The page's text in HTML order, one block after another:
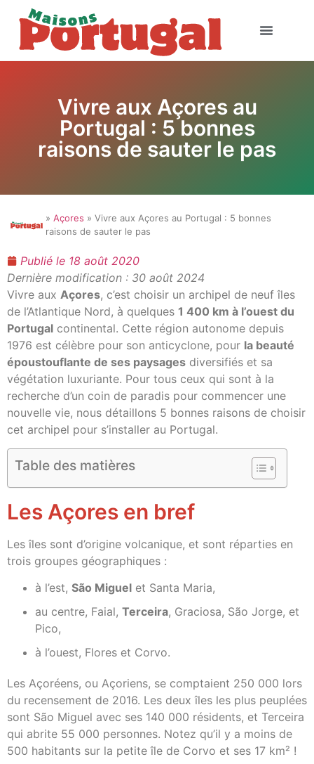
Vivre aux Açores au
Portugal : 5 bonnes
raisons de sauter le pas
» Açores » Vivre aux Açores au Portugal : 5 bonnes
raisons de sauter le pas
Publié le 18 août 2020
Dernière modification : 30 août 2024
Vivre aux Açores, c’est choisir un archipel de neuf îles
de l’Atlantique Nord, à quelques 1 400 km à l’ouest du
Portugal continental. Cette région autonome depuis
1976 est célèbre pour son anticyclone, pour la beauté
époustouflante de ses paysages diversifiés et sa
végétation luxuriante. Pour tous ceux qui sont à la
recherche d’un coin de paradis pour commencer une
nouvelle vie, nous détaillons 5 bonnes raisons de choisir
cet archipel pour s’installer au Portugal.
Table des matières
Les Açores en bref
Les îles sont d’origine volcanique, et sont réparties en
trois groupes géographiques :
à l’est, São Miguel et Santa Maria,
au centre, Faial, Terceira, Graciosa, São Jorge, et
Pico,
à l’ouest, Flores et Corvo.
Les Açoréens, ou Açoriens, se comptaient 250 000 lors
du recensement de 2016. Les deux îles les plus peuplées
sont São Miguel avec ses 140 000 résidents, et Terceira
qui abrite 55 000 personnes. Notez qu’il y a moins de
500 habitants sur la petite île de Corvo et ses 17 km² !